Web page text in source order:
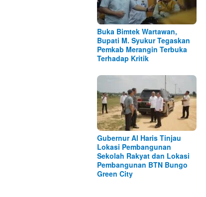
Buka Bimtek Wartawan,
Bupati M. Syukur Tegaskan
Pemkab Merangin Terbuka
Terhadap Kritik
Gubernur Al Haris Tinjau
Lokasi Pembangunan
Sekolah Rakyat dan Lokasi
Pembangunan BTN Bungo
Green City